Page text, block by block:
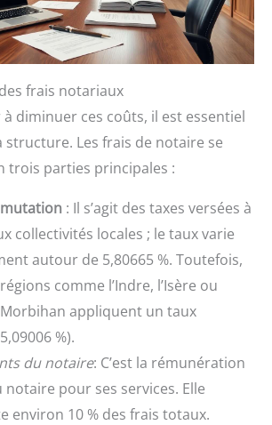
frais notariaux
diminuer ces coûts, il est essentiel
structure. Les frais de notaire se
trois parties principales :
: Il s’agit des taxes versées à
collectivités locales ; le taux varie
autour de 5,80665 %. Toutefois,
comme l’Indre, l’Isère ou
appliquent un taux
%).
du notaire: C’est la rémunération
pour ses services. Elle
environ 10 % des frais totaux.